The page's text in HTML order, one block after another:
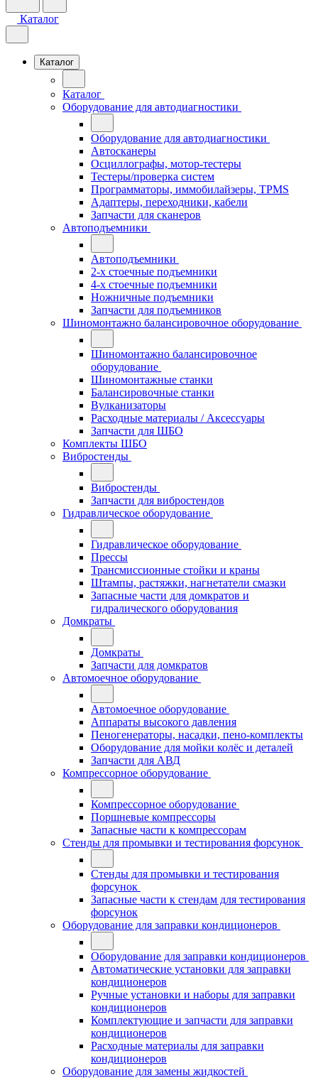
Каталог
Каталог
Каталог
Оборудование для автодиагностики
Оборудование для автодиагностики
Автосканеры
Осциллографы, мотор-тестеры
Тестеры/проверка систем
Программаторы, иммобилайзеры, TPMS
Адаптеры, переходники, кабели
Запчасти для сканеров
Автоподъемники
Автоподъемники
2-х стоечные подъемники
4-х стоечные подъемники
Ножничные подъемники
Запчасти для подъемников
Шиномонтажно балансировочное оборудование
Шиномонтажно балансировочное
оборудование
Шиномонтажные станки
Балансировочные станки
Вулканизаторы
Расходные материалы / Аксессуары
Запчасти для ШБО
Комплекты ШБО
Вибростенды
Вибростенды
Запчасти для вибростендов
Гидравлическое оборудование
Гидравлическое оборудование
Прессы
Трансмиссионные стойки и краны
Штампы, растяжки, нагнетатели смазки
Запасные части для домкратов и
гидралического оборудования
Домкраты
Домкраты
Запчасти для домкратов
Автомоечное оборудование
Автомоечное оборудование
Аппараты высокого давления
Пеногенераторы, насадки, пено-комплекты
Оборудование для мойки колёс и деталей
Запчасти для АВД
Компрессорное оборудование
Компрессорное оборудование
Поршневые компрессоры
Запасные части к компрессорам
Стенды для промывки и тестирования форсунок
Стенды для промывки и тестирования
форсунок
Запасные части к стендам для тестирования
форсунок
Оборудование для заправки кондиционеров
Оборудование для заправки кондиционеров
Автоматические установки для заправки
кондиционеров
Ручные установки и наборы для заправки
кондиционеров
Комплектующие и запчасти для заправки
кондиционеров
Расходные материалы для заправки
кондиционеров
Оборудование для замены жидкостей